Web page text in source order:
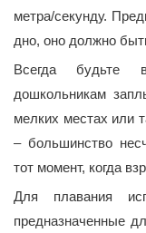
метра/секунду.
дно, оно должно
Всегда будьте
дошкольникам
мелких местах или
– большинство
тот момент, когда
Для плавания
предназначенные